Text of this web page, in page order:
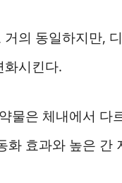
의 동일하지만,
화시킨다.
물은 체내에서 다
화 효과와 높은 간